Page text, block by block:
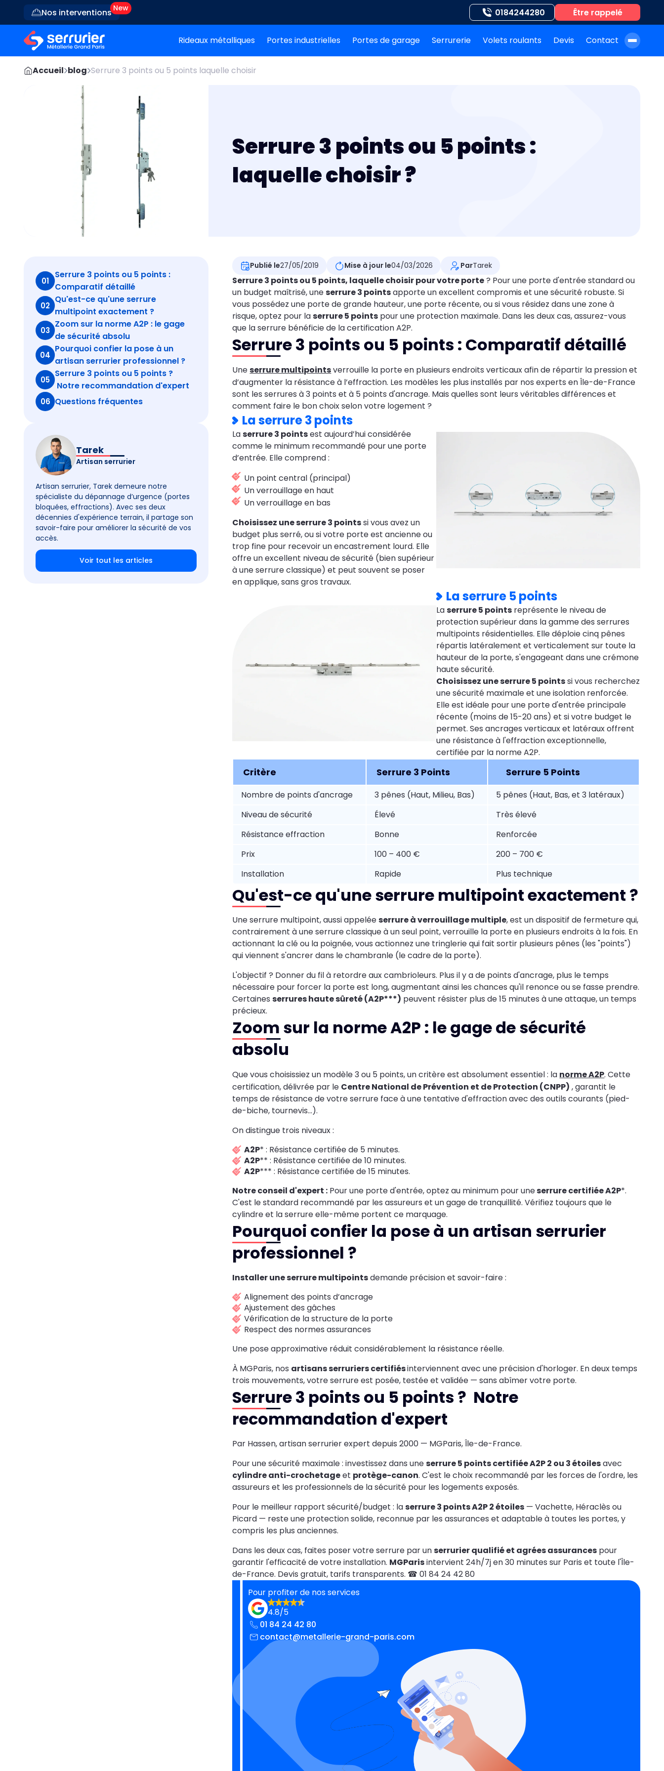
Nos interventions 0184244280 Être rappelé
Rideaux métalliques Portes industrielles Portes de garage Serrurerie Volets roulants Devis Contact
Accueil blog Serrure 3 points ou 5 points laquelle choisir
Serrure 3 points ou 5 points :
laquelle choisir ?
01
Serrure 3 points ou 5 points :
Comparatif détaillé
02
Qu'est-ce qu'une serrure
multipoint exactement ?
03
Zoom sur la norme A2P : le gage
de sécurité absolu
04
Pourquoi confier la pose à un
artisan serrurier professionnel ?
05
Serrure 3 points ou 5 points ?
Notre recommandation d'expert
06 Questions fréquentes
Tarek
Artisan serrurier
Artisan serrurier, Tarek demeure notre
spécialiste du dépannage d’urgence (portes
bloquées, effractions). Avec ses deux
décennies d'expérience terrain, il partage son
savoir-faire pour améliorer la sécurité de vos
accès.
Voir tout les articles
Publié le27/05/2019 Mise à jour le04/03/2026 ParTarek
Serrure 3 points ou 5 points, laquelle choisir pour votre porte? Pour une porte d'entrée standard ou
un budget maîtrisé, uneserrure 3 pointsapporte un excellent compromis et une sécurité robuste. Si
vous possédez une porte de grande hauteur, une porte récente, ou si vous résidez dans une zone à
risque, optez pour laserrure 5 points pour une protection maximale. Dans les deux cas, assurez-vous
que la serrure bénéficie de la certification A2P.
Serrure 3 points ou 5 points : Comparatif détaillé
Uneserrure multipointsverrouille la porte en plusieurs endroits verticaux afin de répartir la pression et
d’augmenter la résistance à l’effraction. Les modèles les plus installés par nos experts en Île-de-France
sont les serrures à 3 points et à 5 points d'ancrage. Mais quelles sont leurs véritables différences et
comment faire le bon choix selon votre logement ?
La serrure 3 points
Laserrure 3 pointsest aujourd’hui considérée
comme le minimum recommandé pour une porte
d’entrée. Elle comprend :
Un point central (principal)
Un verrouillage en haut
Un verrouillage en bas
Choisissez une serrure 3 pointssi vous avez un
budget plus serré, ou si votre porte est ancienne ou
trop fine pour recevoir un encastrement lourd. Elle
offre un excellent niveau de sécurité (bien supérieur
à une serrure classique) et peut souvent se poser
en applique, sans gros travaux.
La serrure 5 points
Laserrure 5 points représente le niveau de
protection supérieur dans la gamme des serrures
multipoints résidentielles. Elle déploie cinq pênes
répartis latéralement et verticalement sur toute la
hauteur de la porte, s'engageant dans une crémone
haute sécurité.
Choisissez une serrure 5 pointssi vous recherchez
une sécurité maximale et une isolation renforcée.
Elle est idéale pour une porte d'entrée principale
récente (moins de 15-20 ans) et si votre budget le
permet. Ses ancrages verticaux et latéraux offrent
une résistance à l'effraction exceptionnelle,
certifiée par la norme A2P.
Critère Serrure 3 Points Serrure 5 Points
Nombre de points d'ancrage 3 pênes (Haut, Milieu, Bas)
5 pênes (Haut, Bas, et 3 latéraux)
Niveau de sécurité
Élevé
Très élevé
Résistance effraction
Bonne
Renforcée
Prix
100 – 400 €
200 – 700 €
Installation
Rapide Plus technique
Qu'est-ce qu'une serrure multipoint exactement ?
Une serrure multipoint, aussi appeléeserrure à verrouillage multiple, est un dispositif de fermeture qui,
contrairement à une serrure classique à un seul point, verrouille la porte en plusieurs endroits à la fois. En
actionnant la clé ou la poignée, vous actionnez une tringlerie qui fait sortir plusieurs pênes (les "points")
qui viennent s'ancrer dans le chambranle (le cadre de la porte).
L'objectif ? Donner du fil à retordre aux cambrioleurs. Plus il y a de points d'ancrage, plus le temps
nécessaire pour forcer la porte est long, augmentant ainsi les chances qu'il renonce ou se fasse prendre.
Certainesserrures haute sûreté (A2P***) peuvent résister plus de 15 minutes à une attaque, un temps
précieux.
Zoom sur la norme A2P : le gage de sécurité
absolu
Que vous choisissiez un modèle 3 ou 5 points, un critère est absolument essentiel : la norme A2P. Cette
certification, délivrée par le Centre National de Prévention et de Protection (CNPP) , garantit le
temps de résistance de votre serrure face à une tentative d'effraction avec des outils courants (pied-
de-biche, tournevis...).
On distingue trois niveaux :
A2P* : Résistance certifiée de 5 minutes.
A2P** : Résistance certifiée de 10 minutes.
A2P*** : Résistance certifiée de 15 minutes.
Notre conseil d'expert : Pour une porte d'entrée, optez au minimum pour uneserrure certifiée A2P*.
C'est le standard recommandé par les assureurs et un gage de tranquillité. Vérifiez toujours que le
cylindre et la serrure elle-même portent ce marquage.
Pourquoi confier la pose à un artisan serrurier
professionnel ?
Installer une serrure multipointsdemande précision et savoir-faire :
Alignement des points d’ancrage
Ajustement des gâches
Vérification de la structure de la porte
Respect des normes assurances
Une pose approximative réduit considérablement la résistance réelle.
À MGParis, nos artisans serruriers certifiésinterviennent avec une précision d'horloger. En deux temps
trois mouvements, votre serrure est posée, testée et validée — sans abîmer votre porte.
Serrure 3 points ou 5 points ? Notre
recommandation d'expert
Par Hassen, artisan serrurier expert depuis 2000 — MGParis, Île-de-France.
Pour une sécurité maximale : investissez dans uneserrure 5 points certifiée A2P 2 ou 3 étoilesavec
cylindre anti-crochetageet protège-canon. C'est le choix recommandé par les forces de l'ordre, les
assureurs et les professionnels de la sécurité pour les logements exposés.
Pour le meilleur rapport sécurité/budget : laserrure 3 points A2P 2 étoiles — Vachette, Héraclès ou
Picard — reste une protection solide, reconnue par les assurances et adaptable à toutes les portes, y
compris les plus anciennes.
Dans les deux cas, faites poser votre serrure par unserrurier qualifié et agrées assurances pour
garantir l'efficacité de votre installation. MGParisintervient 24h/7j en 30 minutes sur Paris et toute l'Île-
de-France. Devis gratuit, tarifs transparents. ☎ 01 84 24 42 80
Pour profiter de nos services
4.8/5
01 84 24 42 80
contact@metallerie-grand-paris.com